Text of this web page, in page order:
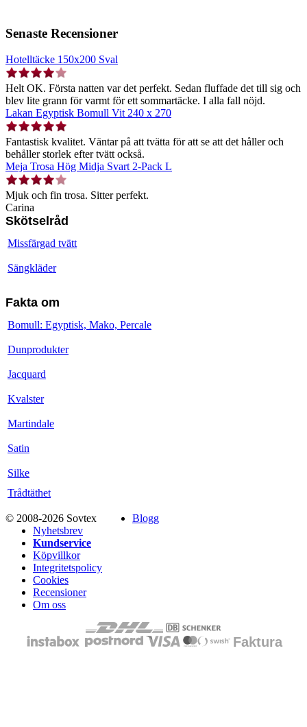
Senaste Recensioner
Hotelltäcke 150x200 Sval
Helt OK. Första natten var det perfekt. Sedan fluffade det till sig och
blev lite grann för varmt för ett sommartäcke. I alla fall nöjd.
Lakan Egyptisk Bomull Vit 240 x 270
Fantastisk kvalitet. Väntar på att tvätta för att se att det håller och
behåller storlek efter tvätt också.
Meja Trosa Hög Midja Svart 2-Pack L
Mjuk och fin trosa. Sitter perfekt.
Carina
Skötselråd
Missfärgad tvätt
Sängkläder
Fakta om
Bomull: Egyptisk, Mako, Percale
Dunprodukter
Jacquard
Kvalster
Martindale
Satin
Silke
Trådtäthet
© 2008-2026 Sovtex
Blogg
Nyhetsbrev
Kundservice
Köpvillkor
Integritetspolicy
Cookies
Recensioner
Om oss